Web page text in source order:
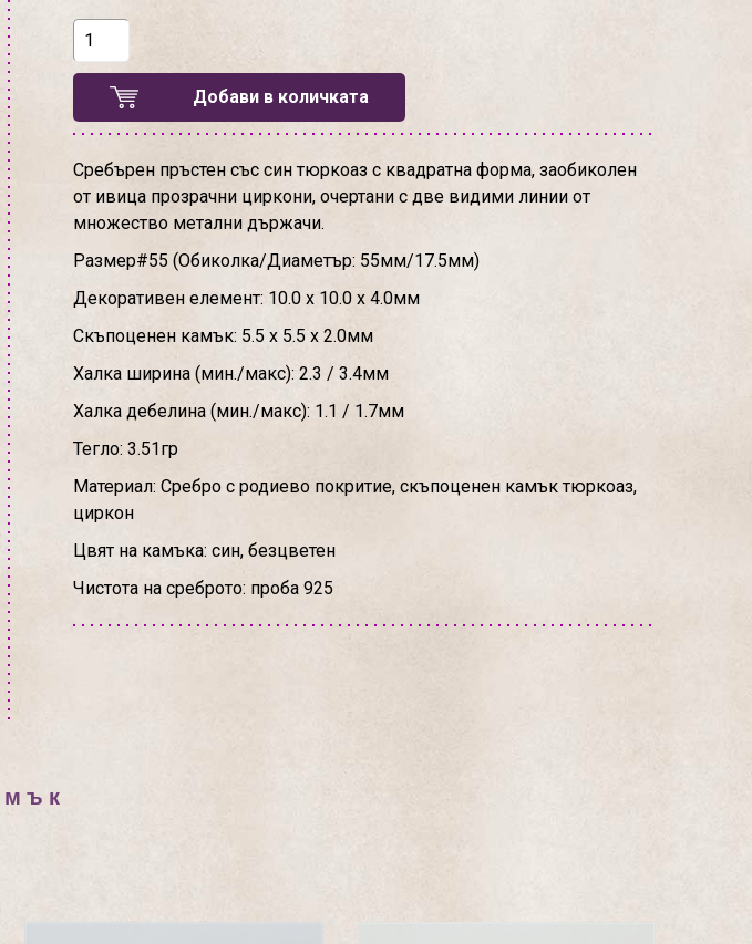
Добави в количката
Сребърен пръстен със син тюркоаз с квадратна форма, заобиколен
от ивица прозрачни циркони, очертани с две видими линии от
множество метални държачи.
Размер#55 (Обиколка/Диаметър: 55мм/17.5мм)
Декоративен елемент: 10.0 х 10.0 х 4.0мм
Скъпоценен камък: 5.5 х 5.5 х 2.0мм
Халка ширина (мин./макс): 2.3 / 3.4мм
Халка дебелина (мин./макс): 1.1 / 1.7мм
Тегло: 3.51гр
Материал: Сребро с родиево покритие, скъпоценен камък тюркоаз,
циркон
Цвят на камъка: син, безцветен
Чистота на среброто: проба 925